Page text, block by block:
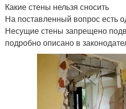
Какие стены нельзя сносить
На поставленный вопрос есть
Несущие стены запрещено
подробно описано в